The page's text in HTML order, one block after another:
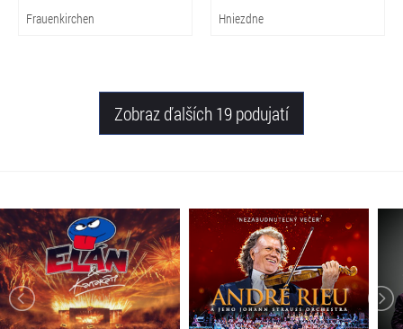
Frauenkirchen Hniezdne
Zobraz ďalších 19 podujatí